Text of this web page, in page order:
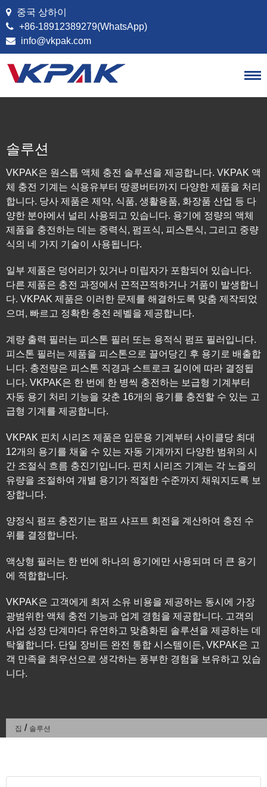
콘텐츠로 건너뛰기
중국 상하이
+86-18912389279(WhatsApp)
info@vkpak.com
솔루션
VKPAK은 원스톱 액체 충전 솔루션을 제공합니다. VKPAK 액
체 충전 기계는 식용유부터 땅콩버터까지 다양한 제품을 처리
합니다. 당사 제품은 제약, 식품, 생활용품, 화장품 산업 등 다
양한 분야에서 널리 사용되고 있습니다. 용기에 정량의 액체
제품을 충전하는 데는 중력식, 펌프식, 피스톤식, 그리고 중량
식의 네 가지 기술이 사용됩니다.
일부 제품은 덩어리가 있거나 미립자가 포함되어 있습니다.
다른 제품은 충전 과정에서 끈적끈적하거나 거품이 발생합니
다. VKPAK 제품은 이러한 문제를 해결하도록 맞춤 제작되었
으며, 빠르고 정확한 충전 레벨을 제공합니다.
계량 출력 필러는 피스톤 필러 또는 용적식 펌프 필러입니다.
피스톤 필러는 제품을 피스톤으로 끌어당긴 후 용기로 배출합
니다. 충전량은 피스톤 직경과 스트로크 길이에 따라 결정됩
니다. VKPAK은 한 번에 한 병씩 충전하는 보급형 기계부터
자동 용기 처리 기능을 갖춘 16개의 용기를 충전할 수 있는 고
급형 기계를 제공합니다.
VKPAK 핀치 시리즈 제품은 입문용 기계부터 사이클당 최대
12개의 용기를 채울 수 있는 자동 기계까지 다양한 범위의 시
간 조절식 흐름 충진기입니다. 핀치 시리즈 기계는 각 노즐의
유량을 조절하여 개별 용기가 적절한 수준까지 채워지도록 보
장합니다.
양정식 펌프 충전기는 펌프 샤프트 회전을 계산하여 충전 수
위를 결정합니다.
액상형 필러는 한 번에 하나의 용기에만 사용되며 더 큰 용기
에 적합합니다.
VKPAK은 고객에게 최저 소유 비용을 제공하는 동시에 가장
광범위한 액체 충전 기능과 업계 경험을 제공합니다. 고객의
사업 성장 단계마다 유연하고 맞춤화된 솔루션을 제공하는 데
탁월합니다. 단일 장비든 완전 통합 시스템이든, VKPAK은 고
객 만족을 최우선으로 생각하는 풍부한 경험을 보유하고 있습
니다.
집 / 솔루션